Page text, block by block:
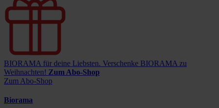
BIORAMA für deine Liebsten. Verschenke BIORAMA zu
Weihnachten! Zum Abo-Shop
Zum Abo-Shop
Biorama